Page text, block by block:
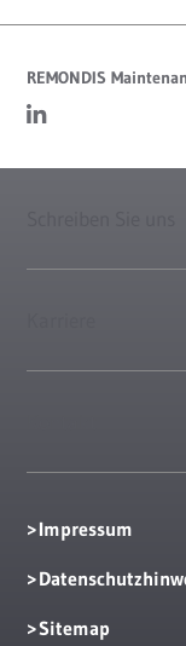
REMONDIS
Impressum
Sitemap